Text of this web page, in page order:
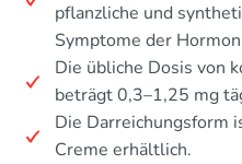
pflanzliche und
Symptome der
Die übliche Dosis von
beträgt 0,3–1,25 mg
Die Darreichungsform
Creme erhältlich.